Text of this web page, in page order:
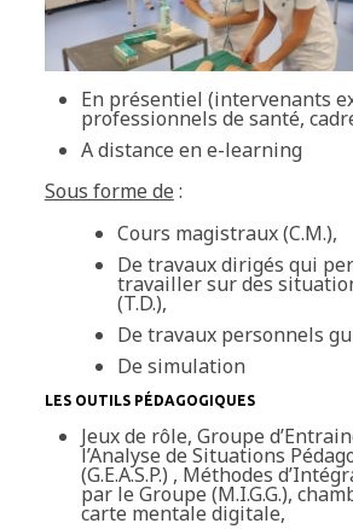
En présentiel (intervenants
professionnels de santé,
A distance en e-learning
Sous forme de :
Cours magistraux (C.M.),
De travaux dirigés qui
travailler sur des
(T.D.),
De travaux personnels
De simulation
LES OUTILS PÉDAGOGIQUES
Jeux de rôle, Groupe
l’Analyse de Situations
(G.E.A.S.P.) , Méthodes
par le Groupe (M.I.G.G.),
carte mentale digitale,